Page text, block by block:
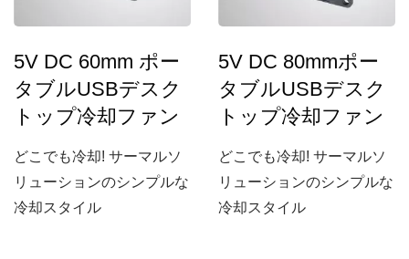
5V DC 60mm ポー
タブルUSBデスク
トップ冷却ファン
どこでも冷却! サーマルソ
リューションのシンプルな
冷却スタイル
5V DC 80mmポー
タブルUSBデスク
トップ冷却ファン
どこでも冷却! サーマルソ
リューションのシンプルな
冷却スタイル